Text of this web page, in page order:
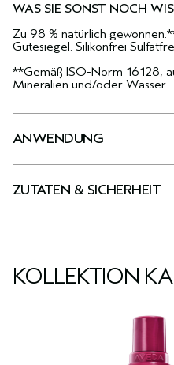
WAS SIE SONST NOCH
Zu 98 % natürlich
Gütesiegel. Silikonfrei
**Gemäß ISO-Norm 16128,
Mineralien und/oder Wasser.
ANWENDUNG
ZUTATEN & SICHERHEIT
KOLLEKTION